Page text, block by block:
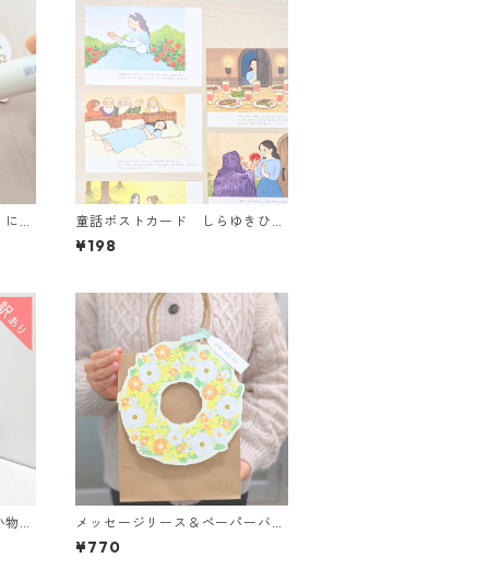
ん
童話ポストカード しらゆきひめ
＜バラ・全5種＞
¥198
入
メッセージリース＆ペーパーバッ
グ＜全2種＞
¥770